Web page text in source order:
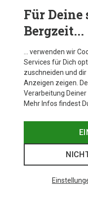
Für Deine
Bergzeit...
… verwenden wir
Services für Dich
zuschneiden und
Anzeigen zeigen.
Verarbeitung Deiner
Mehr Infos findest